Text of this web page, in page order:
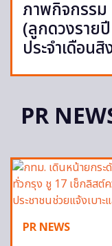
ภาพกิจกรร
(ลูกดวงราย
ประจำเดือน
PR
PR NEWS